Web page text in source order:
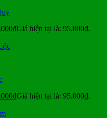
₫Giá hiện tại là: 95.000₫.
₫Giá hiện tại là: 95.000₫.